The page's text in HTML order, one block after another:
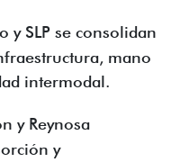
y SLP se consolidan
mano
intermodal.
y Reynosa
y